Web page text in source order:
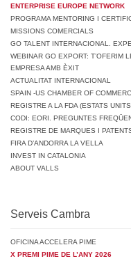
ENTERPRISE EUROPE NETWORK
PROGRAMA MENTORING I
MISSIONS COMERCIALS
GO TALENT INTERNACIONAL.
WEBINAR GO EXPORT: T’OFERIM
EMPRESA AMB ÈXIT
ACTUALITAT INTERNACIONAL
SPAIN -US CHAMBER OF
REGISTRE A LA FDA (ESTATS
CODI: EORI. PREGUNTES
REGISTRE DE MARQUES I
FIRA D’ANDORRA LA VELLA
INVEST IN CATALONIA
ABOUT VALLS
Serveis Cambra
OFICINA ACCELERA PIME
X PREMI PIME DE L’ANY 2026